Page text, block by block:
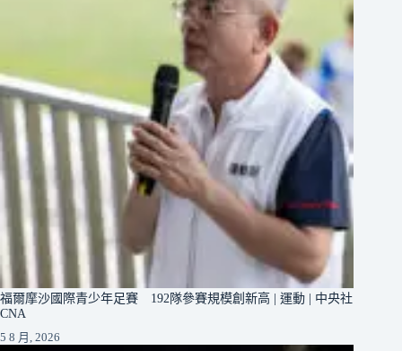
福爾摩沙國際青少年足賽 192隊參賽規模創新高 | 運動 | 中央社
CNA
5 8 月, 2026